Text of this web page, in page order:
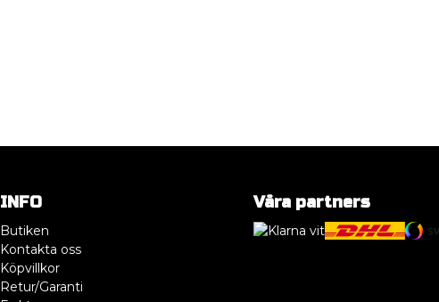
INFO
Butiken
Kontakta oss
Köpvillkor
Retur/Garanti
Våra partners